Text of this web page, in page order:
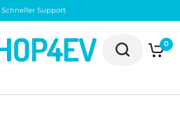
kostenloser Rückversand
0